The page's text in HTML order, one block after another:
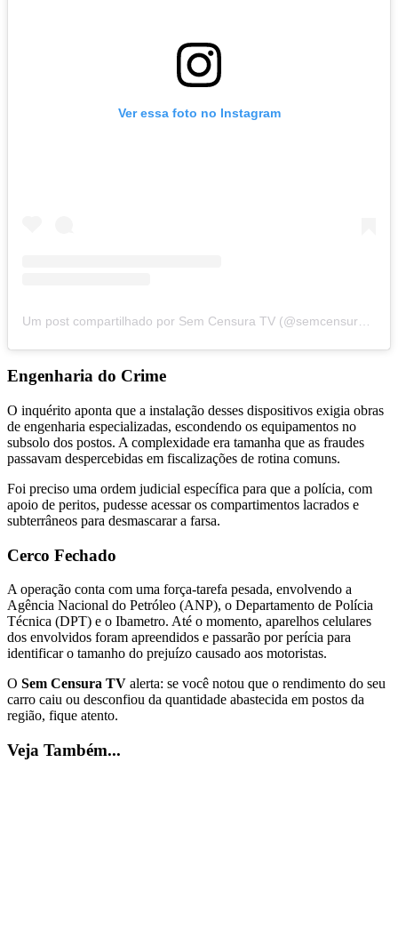
Ver essa foto no Instagram
Um post compartilhado por Sem Censura TV (@semcensura.tv)
Engenharia do Crime
O inquérito aponta que a instalação desses dispositivos exigia obras
de engenharia especializadas, escondendo os equipamentos no
subsolo dos postos. A complexidade era tamanha que as fraudes
passavam despercebidas em fiscalizações de rotina comuns.
Foi preciso uma ordem judicial específica para que a polícia, com
apoio de peritos, pudesse acessar os compartimentos lacrados e
subterrâneos para desmascarar a farsa.
Cerco Fechado
A operação conta com uma força-tarefa pesada, envolvendo a
Agência Nacional do Petróleo (ANP), o Departamento de Polícia
Técnica (DPT) e o Ibametro. Até o momento, aparelhos celulares
dos envolvidos foram apreendidos e passarão por perícia para
identificar o tamanho do prejuízo causado aos motoristas.
O Sem Censura TV alerta: se você notou que o rendimento do seu
carro caiu ou desconfiou da quantidade abastecida em postos da
região, fique atento.
Veja Também...